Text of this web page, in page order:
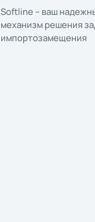
Softline – ваш
механизм решения
импортозамещения